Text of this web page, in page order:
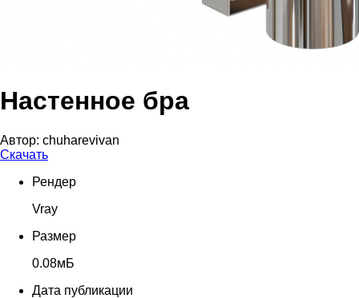
Настенное бра
Автор: chuharevivan
Скачать
Рендер
Vray
Размер
0.08мБ
Дата публикации